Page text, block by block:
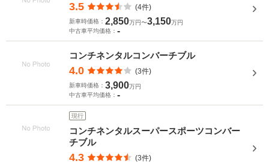
3.5 (4件)
新車時価格： 2,850万円〜3,150万円
中古車平均価格： -
コンチネンタルコンバーチブル
4.0 (3件)
新車時価格： 3,900万円
中古車平均価格： -
現行
コンチネンタルスーパースポーツコンバー
チブル
4.3 (3件)